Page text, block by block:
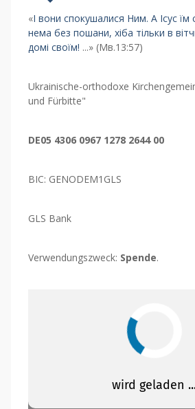
«І вони спокушалися Ним. А Ісус їм
нема без пошани, хіба тільки в
домі своїм! ...» (Мв.13:57)
Ukrainische-orthodoxe
und Fürbitte"
DE05 4306 0967 1278 2644 00
BIC: GENODEM1GLS
GLS Bank
Verwendungszweck: Spende.